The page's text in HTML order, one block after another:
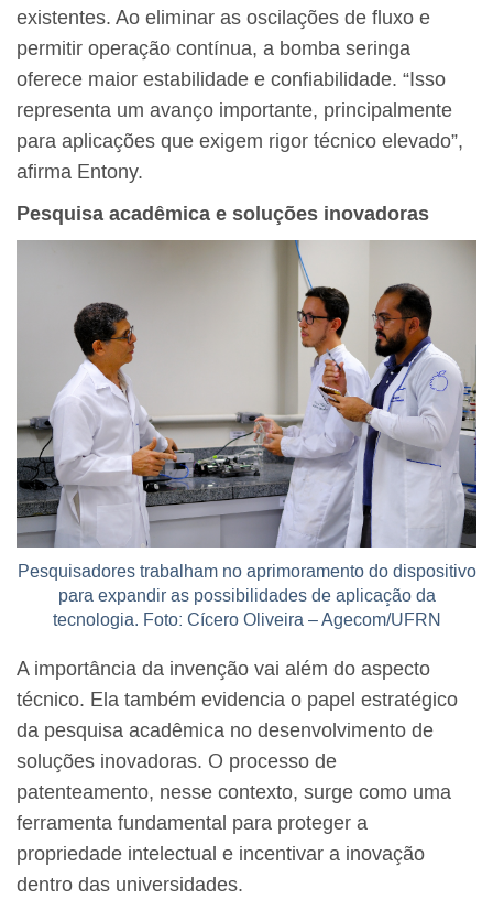
existentes. Ao eliminar as oscilações de fluxo e
permitir operação contínua, a bomba seringa
oferece maior estabilidade e confiabilidade. “Isso
representa um avanço importante, principalmente
para aplicações que exigem rigor técnico elevado”,
afirma Entony.
Pesquisa acadêmica e soluções inovadoras
Pesquisadores trabalham no aprimoramento do dispositivo
para expandir as possibilidades de aplicação da
tecnologia. Foto: Cícero Oliveira – Agecom/UFRN
A importância da invenção vai além do aspecto
técnico. Ela também evidencia o papel estratégico
da pesquisa acadêmica no desenvolvimento de
soluções inovadoras. O processo de
patenteamento, nesse contexto, surge como uma
ferramenta fundamental para proteger a
propriedade intelectual e incentivar a inovação
dentro das universidades.